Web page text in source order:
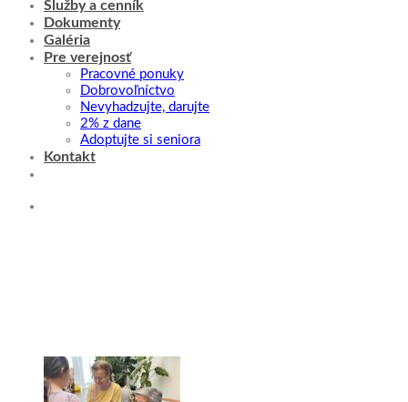
Služby a cenník
Dokumenty
Galéria
Pre verejnosť
Pracovné ponuky
Dobrovoľníctvo
Nevyhadzujte, darujte
2% z dane
Adoptujte si seniora
Kontakt